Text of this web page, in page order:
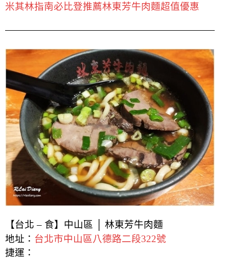
米其林指南必比登推薦林東芳牛肉麵超值優惠
【台北 – 食】中山區 │ 林東芳牛肉麵
地址： 台北市中山區八德路二段322號
捷運：